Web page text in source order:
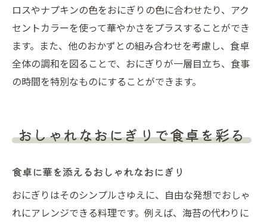
ロスやナプキンの色をおにぎりの色に合わせたり、アク
セントカラーを使って華やかさをプラスすることができ
ます。また、他のおかずとの組み合わせを考慮し、食卓
全体の調和を図ることで、おにぎりが一層目立ち、食事
の時間を特別なものにすることができます。
おしゃれなおにぎりで食卓を彩る
食卓に華を添えるおしゃれなおにぎり
おにぎりはそのシンプルさゆえに、自由な発想でおしゃ
れにアレンジできる料理です。例えば、海苔の代わりに